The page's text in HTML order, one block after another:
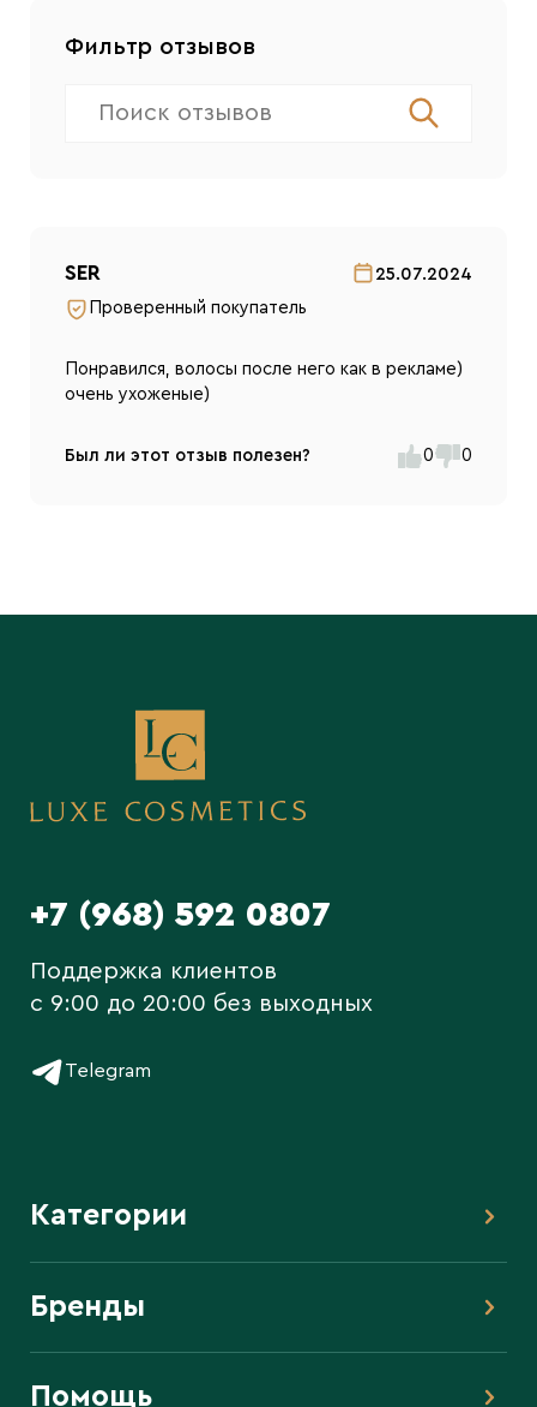
Фильтр отзывов
SER
Проверенный покупатель
25.07.2024
Понравился, волосы после него как в рекламе)
очень ухоженые)
Был ли этот отзыв полезен? 0 0
+7 (968) 592 0807
Поддержка клиентов
c 9:00 до 20:00 без выходных
Telegram
Категории
Бренды
Помощь